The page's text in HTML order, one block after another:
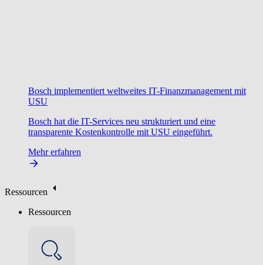
Bosch implementiert weltweites IT-Finanzmanagement mit
USU
Bosch hat die IT-Services neu strukturiert und eine
transparente Kostenkontrolle mit USU eingeführt.
Mehr erfahren
Ressourcen
Ressourcen